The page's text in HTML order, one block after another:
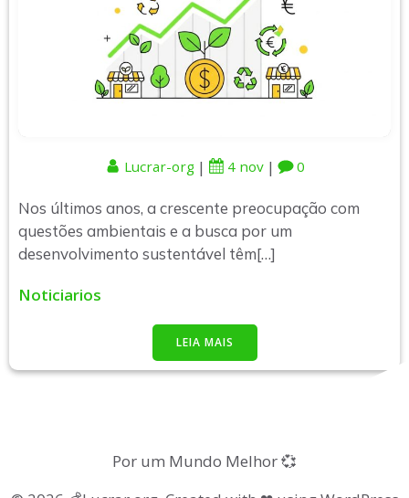
Lucrar-org | 4 nov | 0
Nos últimos anos, a crescente preocupação com
questões ambientais e a busca por um
desenvolvimento sustentável têm[…]
Noticiarios
LEIA MAIS
Por um Mundo Melhor 💞